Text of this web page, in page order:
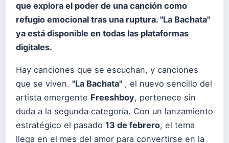
que explora el poder de una canción como
refugio emocional tras una ruptura. "La Bachata"
ya está disponible en todas las plataformas
digitales.
Hay canciones que se escuchan, y canciones
que se viven. "La Bachata" , el nuevo sencillo del
artista emergente Freeshboy, pertenece sin
duda a la segunda categoría. Con un lanzamiento
estratégico el pasado 13 de febrero, el tema
llega en el mes del amor para convertirse en la